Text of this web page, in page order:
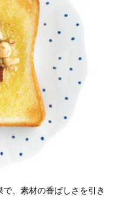
、素材の香ばしさを引き